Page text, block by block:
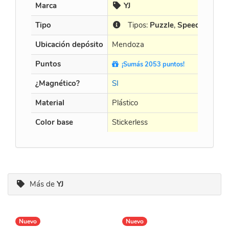
Marca YJ
Tipo
Tipos: Puzzle, Speed
Ubicación depósito
Mendoza
Puntos
¡Sumás 2053 puntos!
¿Magnético? SI
Material
Plástico
Color base
Stickerless
Más de YJ
Nuevo Nuevo